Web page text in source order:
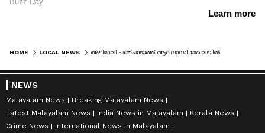
HOME LOCAL NEWS
NEWS
Malayalam News
Breaking Malayalam News
Latest Malayalam News
India News in Malayalam
Kerala News
Crime News
International News in Malayalam